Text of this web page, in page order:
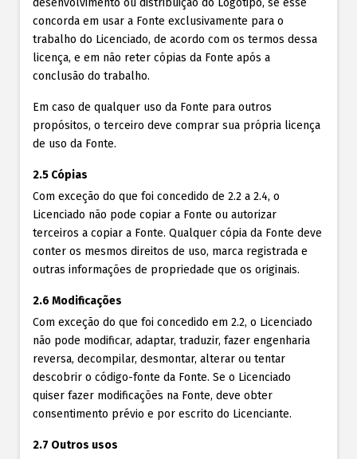
desenvolvimento ou distribuição do Logotipo, se esse
concorda em usar a Fonte exclusivamente para o
trabalho do Licenciado, de acordo com os termos dessa
licença, e em não reter cópias da Fonte após a
conclusão do trabalho.
Em caso de qualquer uso da Fonte para outros
propósitos, o terceiro deve comprar sua própria licença
de uso da Fonte.
2.5 Cópias
Com exceção do que foi concedido de 2.2 a 2.4, o
Licenciado não pode copiar a Fonte ou autorizar
terceiros a copiar a Fonte. Qualquer cópia da Fonte deve
conter os mesmos direitos de uso, marca registrada e
outras informações de propriedade que os originais.
2.6 Modificações
Com exceção do que foi concedido em 2.2, o Licenciado
não pode modificar, adaptar, traduzir, fazer engenharia
reversa, decompilar, desmontar, alterar ou tentar
descobrir o código-fonte da Fonte. Se o Licenciado
quiser fazer modificações na Fonte, deve obter
consentimento prévio e por escrito do Licenciante.
2.7 Outros usos